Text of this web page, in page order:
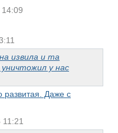
извила и та
у нас
развитая. Даже с